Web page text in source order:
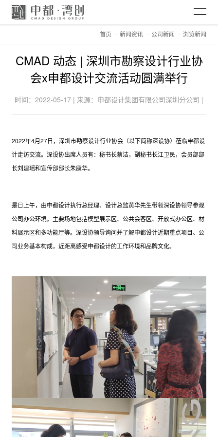
关于CMAD
新闻资讯
首页 新闻资讯 公司新闻 浏览新闻
CMAD 动态 | 深圳市勘察设计行业协
会x申都设计交流活动圆满举行
时间：2022-05-17 | 来源：申都设计集团有限公司深圳分公司 |
2022年4月27日，深圳市勘察设计行业协会（以下简称深设协）莅临申都设
计走访交流。深设协出席人员有：秘书长蔡洁，副秘书长江卫民，会员部部
长刘建瑶和宣传部部长朱康华。
是日上午，由申都设计执行总经理、设计总监黄华先生带领深设协领导参观
公司办公环境。主要场地包括模型展示区、公共会客区、开放式办公区、材
料展示区和多功能厅等。深设协领导询问并了解申都设计近期重点项目、公
司业务基本构成，近距离感受申都设计的工作环境和品牌文化。